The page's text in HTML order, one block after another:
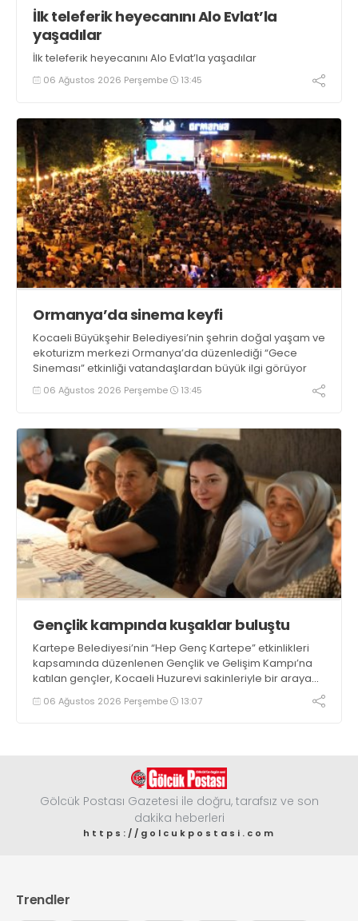
İlk teleferik heyecanını Alo Evlat’la
yaşadılar
İlk teleferik heyecanını Alo Evlat’la yaşadılar
06 Ağustos 2026 Perşembe 13:45
Ormanya’da sinema keyfi
Kocaeli Büyükşehir Belediyesi’nin şehrin doğal yaşam ve
ekoturizm merkezi Ormanya’da düzenlediği “Gece
Sineması” etkinliği vatandaşlardan büyük ilgi görüyor
06 Ağustos 2026 Perşembe 13:45
Gençlik kampında kuşaklar buluştu
Kartepe Belediyesi’nin “Hep Genç Kartepe” etkinlikleri
kapsamında düzenlenen Gençlik ve Gelişim Kampı’na
katılan gençler, Kocaeli Huzurevi sakinleriyle bir araya
geldi06 Ağustos 2026 Perşembe 13:07
Gölcük Postası Gazetesi ile doğru, tarafsız ve son
dakika heberleri
https://golcukpostasi.com
Trendler